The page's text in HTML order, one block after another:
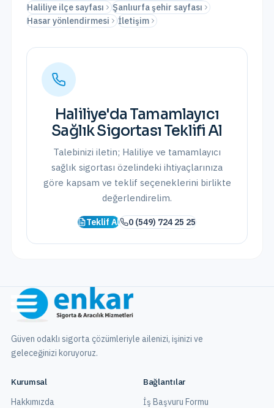
Haliliye ilçe sayfası
Şanlıurfa şehir sayfası
Hasar yönlendirmesi
İletişim
Haliliye'da Tamamlayıcı
Sağlık Sigortası Teklifi Al
Talebinizi iletin; Haliliye ve tamamlayıcı
sağlık sigortası özelindeki ihtiyaçlarınıza
göre kapsam ve teklif seçeneklerini birlikte
değerlendirelim.
Teklif Al 0 (549) 724 25 25
Güven odaklı sigorta çözümleriyle ailenizi, işinizi ve
geleceğinizi koruyoruz.
Kurumsal
Hakkımızda
Bağlantılar
İş Başvuru Formu